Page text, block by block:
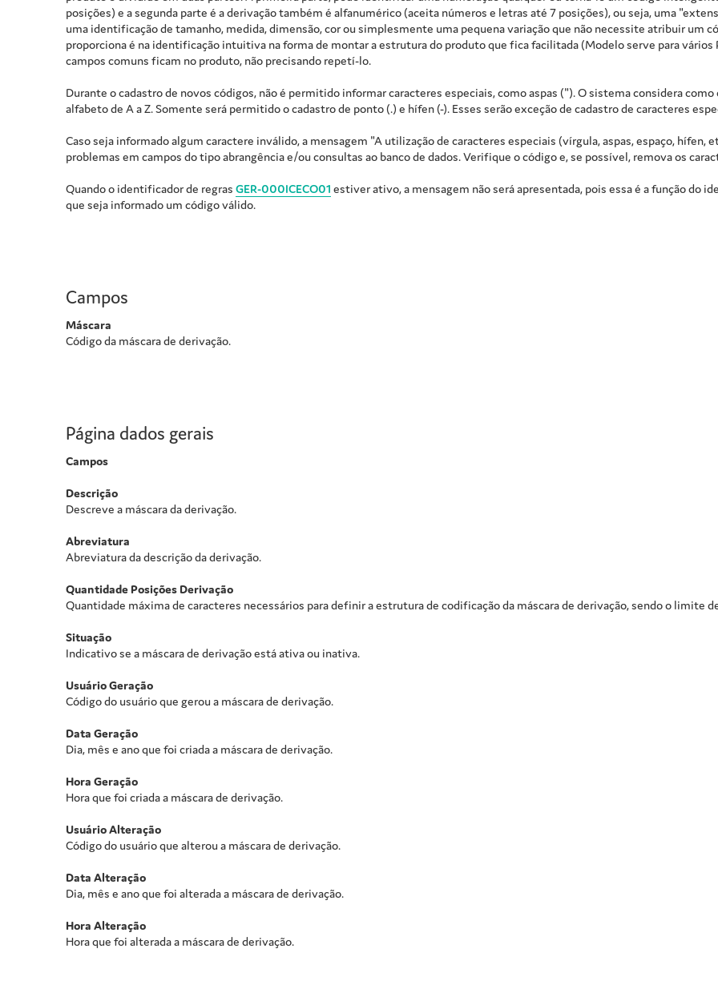
posições) e a segunda parte é a derivação também é alfanumérico (aceita números e letras até 7 posições), ou seja, uma
uma identificação de tamanho, medida, dimensão, cor ou simplesmente uma pequena variação que não necessite atribuir um
proporciona é na identificação intuitiva na forma de montar a estrutura do produto que fica facilitada (Modelo serve para
campos comuns ficam no produto, não precisando repetí-lo.
Durante o cadastro de novos códigos, não é permitido informar caracteres especiais, como aspas ("). O sistema considera
alfabeto de A a Z. Somente será permitido o cadastro de ponto (.) e hífen (-). Esses serão exceção de cadastro de caracteres
Caso seja informado algum caractere inválido, a mensagem "A utilização de caracteres especiais (vírgula, aspas, espaço, hífen,
problemas em campos do tipo abrangência e/ou consultas ao banco de dados. Verifique o código e, se possível, remova os
Quando o identificador de regras GER-000ICECO01 estiver ativo, a mensagem não será apresentada, pois essa é a função do
que seja informado um código válido.
Campos
Máscara
Código da máscara de derivação.
Página dados gerais
Campos
Descrição
Descreve a máscara da derivação.
Abreviatura
Abreviatura da descrição da derivação.
Quantidade Posições Derivação
Quantidade máxima de caracteres necessários para definir a estrutura de codificação da máscara de derivação, sendo o limite
Situação
Indicativo se a máscara de derivação está ativa ou inativa.
Usuário Geração
Código do usuário que gerou a máscara de derivação.
Data Geração
Dia, mês e ano que foi criada a máscara de derivação.
Hora Geração
Hora que foi criada a máscara de derivação.
Usuário Alteração
Código do usuário que alterou a máscara de derivação.
Data Alteração
Dia, mês e ano que foi alterada a máscara de derivação.
Hora Alteração
Hora que foi alterada a máscara de derivação.